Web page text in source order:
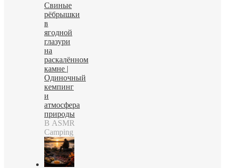
Свиные
рёбрышки
в
ягодной
глазури
на
раскалённом
камне |
Одиночный
кемпинг
и
атмосфера
природы
В ASMR
Camping